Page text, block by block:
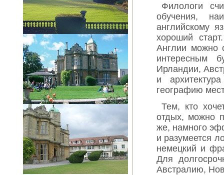
Филологи
обучения,
английскому
хороший
Англии можно
интересным
Ирландии,
и
географию
Тем, кто
отдых, можно
же, намного
и разумеется
немецкий и
Для
Австралию,